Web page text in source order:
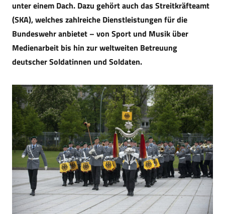
unter einem Dach. Dazu gehört auch das Streitkräfteamt
(SKA), welches zahlreiche Dienstleistungen für die
Bundeswehranbietet – von Sport und Musik über
Medienarbeit bis hin zur weltweiten Betreuung
deutscher Soldatinnen und Soldaten.